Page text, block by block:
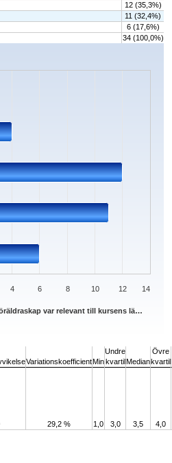
12 (35,3%)
11 (32,4%)
6 (17,6%)
34 (100,0%)
Data ranges from 1 to 12.
var relevant till kursens lä…
4 6 8 10 12 14
VariationskoefficientMin
Undre
kvartilMedian
Övre
kvartil
29,2 % 1,0 3,0 3,5 4,0